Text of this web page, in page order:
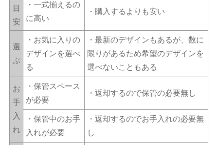
目
安
・一式揃えるの
に高い
・購入するよりも安い
選
ぶ
・お気に入りの
デザインを選べ
る
・最新のデザインもあるが、数に
限りがあるため希望のデザインを
選べないこともある
お
手
入
れ
・保管スペース
が必要
・返却するので保管の必要無し
・保管中のお手
入れが必要
・返却するのでお手入れの必要無
し